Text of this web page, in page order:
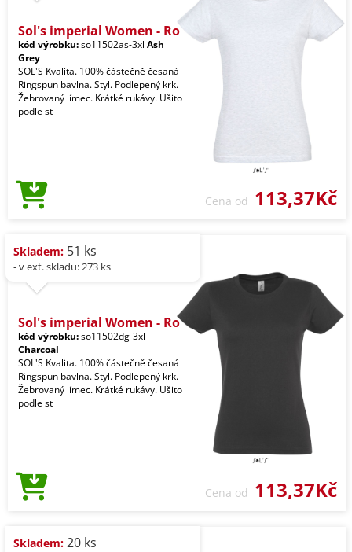
Sol's imperial Women - Ro
kód výrobku:so11502as-3xl Ash
Grey
SOL'S Kvalita. 100% částečně česaná
Ringspun bavlna. Styl. Podlepený krk.
Žebrovaný límec. Krátké rukávy. Ušito
podle st
Cena od 113,37Kč
Skladem: 51 ks
- v ext. skladu: 273 ks
Sol's imperial Women - Ro
kód výrobku:so11502dg-3xl
Charcoal
SOL'S Kvalita. 100% částečně česaná
Ringspun bavlna. Styl. Podlepený krk.
Žebrovaný límec. Krátké rukávy. Ušito
podle st
Cena od 113,37Kč
Skladem: 20 ks